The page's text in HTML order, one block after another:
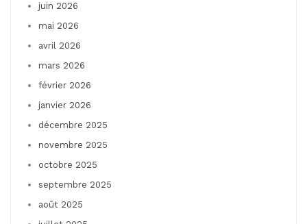
juin 2026
mai 2026
avril 2026
mars 2026
février 2026
janvier 2026
décembre 2025
novembre 2025
octobre 2025
septembre 2025
août 2025